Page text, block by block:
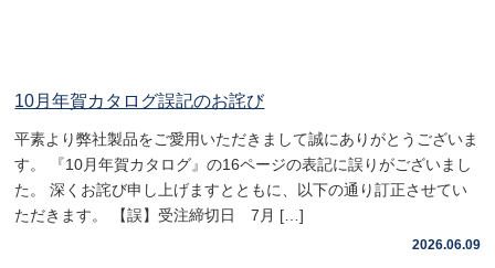
10月年賀カタログ誤記のお詫び
平素より弊社製品をご愛用いただきまして誠にありがとうございま
す。 『10月年賀カタログ』の16ページの表記に誤りがございまし
た。 深くお詫び申し上げますとともに、以下の通り訂正させてい
ただきます。 【誤】受注締切日 7月 […]
2026.06.09